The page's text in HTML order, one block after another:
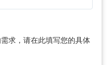
求，请在此填写您的具体